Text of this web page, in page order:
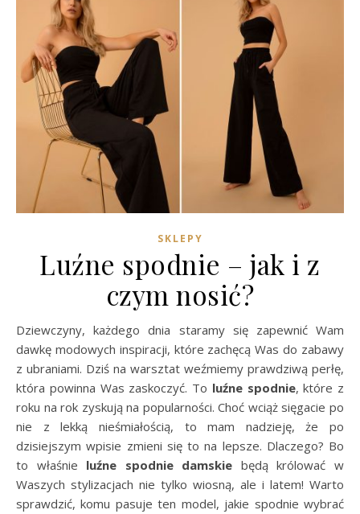
SKLEPY
Luźne spodnie – jak i z
czym nosić?
Dziewczyny, każdego dnia staramy się zapewnić Wam
dawkę modowych inspiracji, które zachęcą Was do zabawy
z ubraniami. Dziś na warsztat weźmiemy prawdziwą perłę,
która powinna Was zaskoczyć. To luźne spodnie, które z
roku na rok zyskują na popularności. Choć wciąż sięgacie po
nie z lekką nieśmiałością, to mam nadzieję, że po
dzisiejszym wpisie zmieni się to na lepsze. Dlaczego? Bo
to właśnie luźne spodnie damskie będą królować w
Waszych stylizacjach nie tylko wiosną, ale i latem! Warto
sprawdzić, komu pasuje ten model, jakie spodnie wybrać